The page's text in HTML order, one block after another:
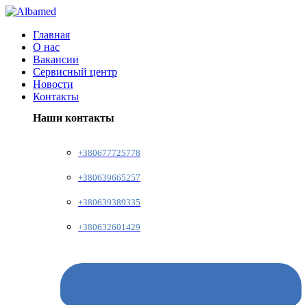
Главная
О нас
Вакансии
Сервисный центр
Новости
Контакты
Наши контакты
+380677725778
+380639665257
+380639389335
+380632601429